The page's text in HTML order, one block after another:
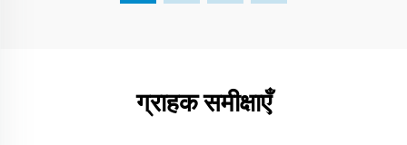
ग्राहक समीक्षाएँ